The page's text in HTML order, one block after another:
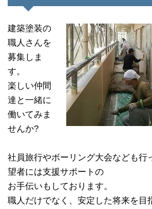
建築塗装の
職人さんを
募集しま
す。
楽しい仲間
達と一緒に
働いてみま
せんか?
社員旅行やボーリング大会なども行
望者には支援サポートの
お手伝いもしております。
職人だけでなく、安定した将来を目